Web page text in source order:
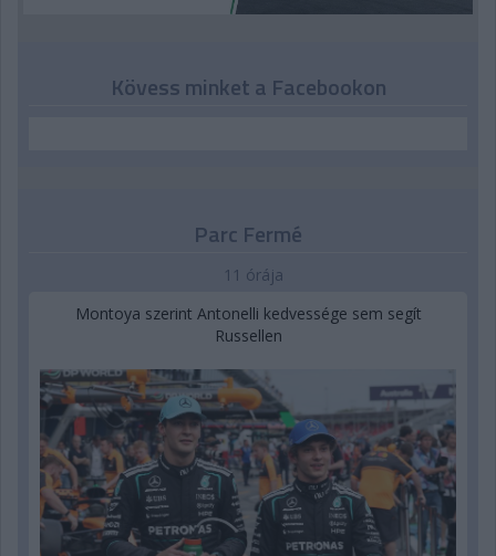
Kövess minket a Facebookon
Parc Fermé
11 órája
Montoya szerint Antonelli kedvessége sem segít
Russellen